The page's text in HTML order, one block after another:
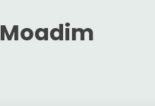
Moadim